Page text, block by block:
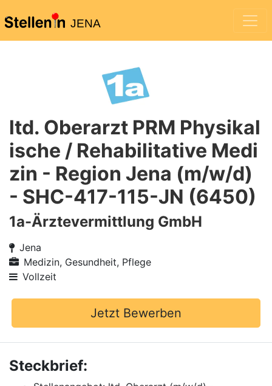
JENA
ltd. Oberarzt PRM Physikal
ische / Rehabilitative Medi
zin - Region Jena (m/w/d)
- SHC-417-115-JN (6450)
1a-Ärztevermittlung GmbH
Jena
Medizin, Gesundheit, Pflege
Vollzeit
Jetzt Bewerben
Steckbrief: